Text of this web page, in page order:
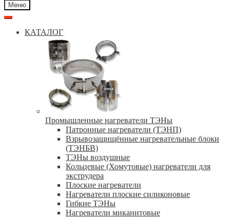
Меню
КАТАЛОГ
Промышленные нагреватели ТЭНы
Патронные нагреватели (ТЭНП)
Взрывозащищённые нагревательные блоки
(ТЭНБВ)
ТЭНы воздушные
Кольцевые (Хомутовые) нагреватели для
экструдера
Плоские нагреватели
Нагреватели плоские силиконовые
Гибкие ТЭНы
Нагреватели миканитовые